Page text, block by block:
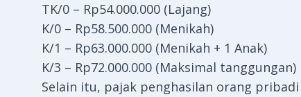
TK/0 – Rp54.000.000 (Lajang)
K/0 – Rp58.500.000 (Menikah)
K/1 – Rp63.000.000 (Menikah + 1 Anak)
K/3 – Rp72.000.000 (Maksimal tanggungan)
Selain itu, pajak penghasilan orang